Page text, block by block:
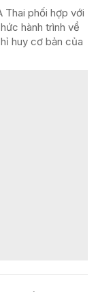
Thai phối hợp với
hành trình về
huy cơ bản của